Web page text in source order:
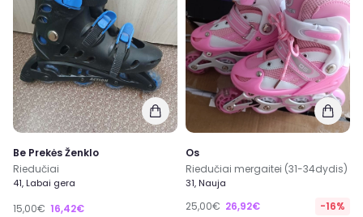
Be Prekės Ženklo
Riedučiai
41, Labai gera
15,00€ 16,42€
Os
Riedučiai mergaitei (31-34dydis)
31, Nauja
25,00€ 26,92€ -16%